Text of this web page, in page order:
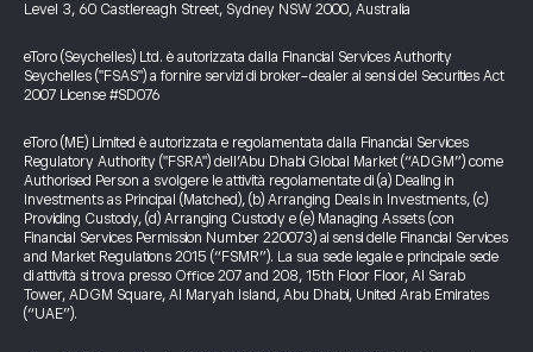
Level 3, 60 Castlereagh Street, Sydney NSW 2000, Australia
eToro (Seychelles) Ltd. è autorizzata dalla Financial Services Authority
Seychelles ("FSAS") a fornire servizi di broker-dealer ai sensi del Securities Act
2007 License #SD076
eToro (ME) Limited è autorizzata e regolamentata dalla Financial Services
Regulatory Authority ("FSRA") dell’Abu Dhabi Global Market (“ADGM”) come
Authorised Person a svolgere le attività regolamentate di (a) Dealing in
Investments as Principal (Matched), (b) Arranging Deals in Investments, (c)
Providing Custody, (d) Arranging Custody e (e) Managing Assets (con
Financial Services Permission Number 220073) ai sensi delle Financial Services
and Market Regulations 2015 (“FSMR”). La sua sede legale e principale sede
di attività si trova presso Office 207 and 208, 15th Floor Floor, Al Sarab
Tower, ADGM Square, Al Maryah Island, Abu Dhabi, United Arab Emirates
(“UAE”).